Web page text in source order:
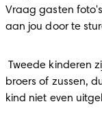
Vraag gasten
aan jou door te
Tweede kinderen zijn niet minder speciaal dan hun oudere
broers of zussen,
kind niet even